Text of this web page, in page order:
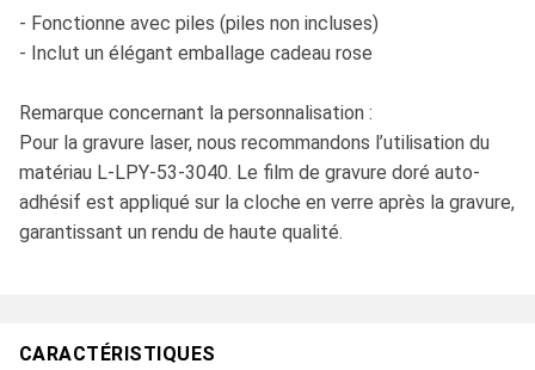
- Fonctionne avec piles (piles non incluses)
- Inclut un élégant emballage cadeau rose
Remarque concernant la personnalisation :
Pour la gravure laser, nous recommandons l’utilisation du
matériau L-LPY-53-3040. Le film de gravure doré auto-
adhésif est appliqué sur la cloche en verre après la gravure,
garantissant un rendu de haute qualité.
CARACTÉRISTIQUES